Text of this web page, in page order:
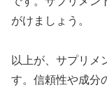
がけましょう。
以上が、サプリメ
す。信頼性や成分